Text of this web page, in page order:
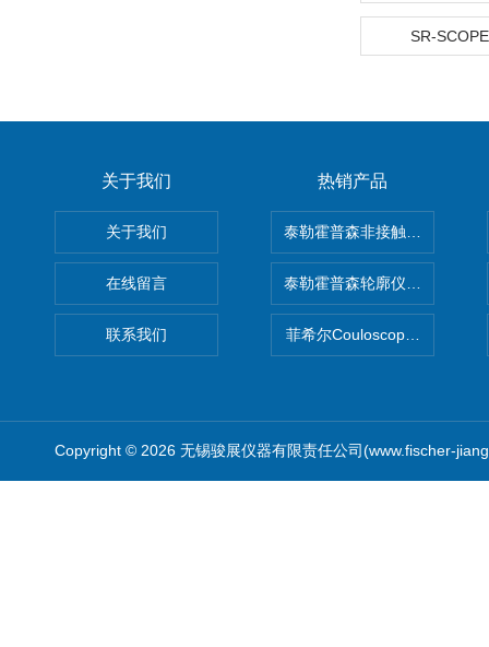
SR-
关于我们
关于我们
在线留言
联系我们
热销产品
泰勒霍普森非接触式轮廓仪
泰勒霍普森轮廓仪|TAYLOR
菲希尔Couloscope CMS2电
Copyright © 2026 无锡骏展仪器有限责任公司(www.fischer-